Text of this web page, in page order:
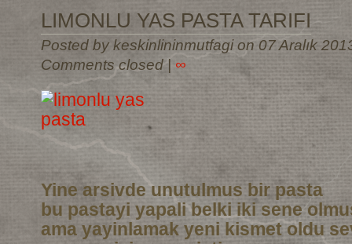
LIMONLU YAS PASTA TARIFI
Posted by keskinlininmutfagi on 07 Aralık
Comments closed| ∞
Yine arsivde unutulmus bir pasta
bu pastayi yapali belki iki sene
ama yayinlamak yeni kismet oldu